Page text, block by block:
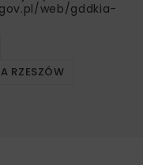
web/gddkia-
RZESZÓW